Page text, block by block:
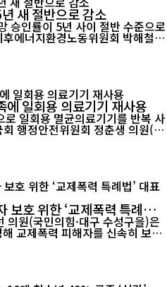
새 절반으로 감소
승인률이 5년 사이 절반 수준으로
로복지공단에서 제출받은 자료
률은 2020년 65.3%에서 2024
일회용 의료기기 재사용
일회용 멸균의료기기를 반복 사
서 제출받은 자료에 따르면, 경기
의료기기 6종 중 5종이 현장에서
났다. 예...
호 위한 ‘교제폭력 특례법’
의원(국민의힘·대구 수성구을)은
교제폭력 피해자를 신속히 보호
처벌 등에 관한 특례법안」을 대
의 특수성 탓에 피해자들이 신고
가 초기 단계부...